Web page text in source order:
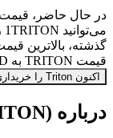
قیمت TRITON به USD معادل -- بوده است.
اکنون Triton را خریداری کنید
درباره Triton(TRITON)